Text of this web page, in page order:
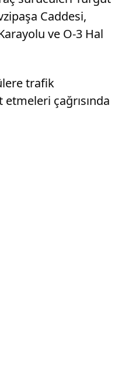
Caddesi,
ve O-3 Hal
trafik
çağrısında